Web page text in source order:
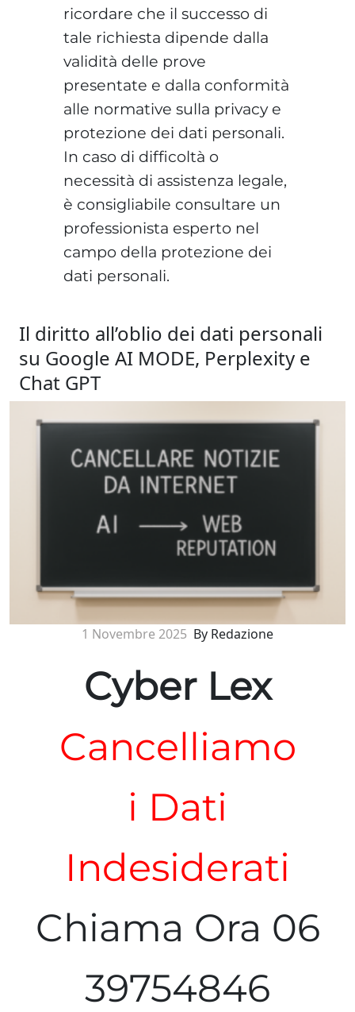
ricordare che il successo di
tale richiesta dipende dalla
validità delle prove
presentate e dalla conformità
alle normative sulla privacy e
protezione dei dati personali.
In caso di difficoltà o
necessità di assistenza legale,
è consigliabile consultare un
professionista esperto nel
campo della protezione dei
dati personali.
Il diritto all’oblio dei dati personali
su Google AI MODE, Perplexity e
Chat GPT
1 Novembre 2025 By Redazione
Cyber Lex
Cancelliamo
i Dati
Indesiderati
Chiama Ora 06
39754846